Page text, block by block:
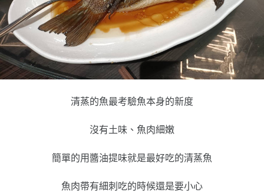
清蒸的魚最考驗魚本身的新度
沒有土味、魚肉細嫩
簡單的用醬油提味就是最好吃的清蒸魚
魚肉帶有細刺吃的時候還是要小心